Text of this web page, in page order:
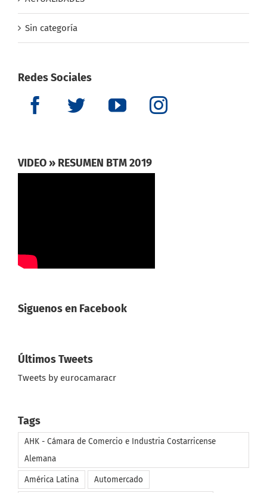
Sin categoría
Redes Sociales
VIDEO » RESUMEN BTM 2019
Siguenos en Facebook
Últimos Tweets
Tweets by eurocamaracr
Tags
AHK - Cámara de Comercio e Industria Costarricense
Alemana
América Latina Automercado